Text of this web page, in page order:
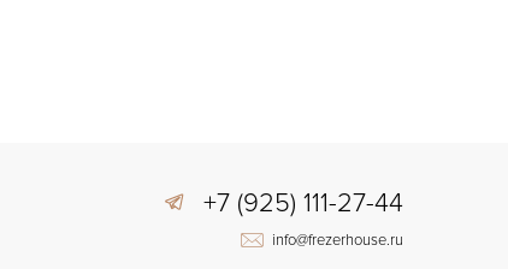
+7 (925) 111-27-44
info@frezerhouse.ru